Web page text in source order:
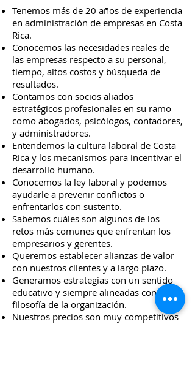
Tenemos más de 20 años de experiencia
en administración de empresas en Costa
Rica.
Conocemos las necesidades reales de
las empresas respecto a su personal,
tiempo, altos costos y búsqueda de
resultados.
Contamos con socios aliados
estratégicos profesionales en su ramo
como abogados, psicólogos, contadores,
y administradores.
Entendemos la cultura laboral de Costa
Rica y los mecanismos para incentivar el
desarrollo humano.
Conocemos la ley laboral y podemos
ayudarle a prevenir conflictos o
enfrentarlos con sustento.
Sabemos cuáles son algunos de los
retos más comunes que enfrentan los
empresarios y gerentes.
Queremos establecer alianzas de valor
con nuestros clientes y a largo plazo.
Generamos estrategias con un sentido
educativo y siempre alineadas con la
filosofía de la organización.
Nuestros precios son muy competitivos